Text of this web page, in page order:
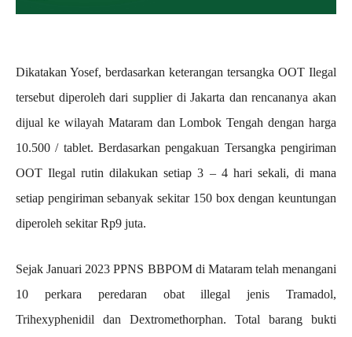
Dikatakan Yosef, berdasarkan keterangan tersangka OOT Ilegal
tersebut diperoleh dari supplier di Jakarta dan rencananya akan
dijual ke wilayah Mataram dan Lombok Tengah dengan harga
10.500 / tablet. Berdasarkan pengakuan Tersangka pengiriman
OOT Ilegal rutin dilakukan setiap 3 – 4 hari sekali, di mana
setiap pengiriman sebanyak sekitar 150 box dengan keuntungan
diperoleh sekitar Rp9 juta.
Sejak Januari 2023 PPNS BBPOM di Mataram telah menangani
10 perkara peredaran obat illegal jenis Tramadol,
Trihexyphenidil dan Dextromethorphan. Total barang bukti